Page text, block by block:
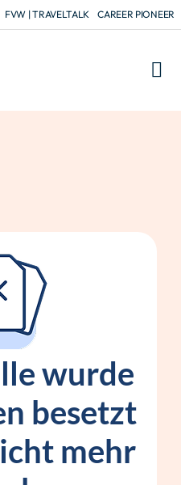
FVW | TRAVELTALK CAREER PIONEER
wurde
besetzt
mehr